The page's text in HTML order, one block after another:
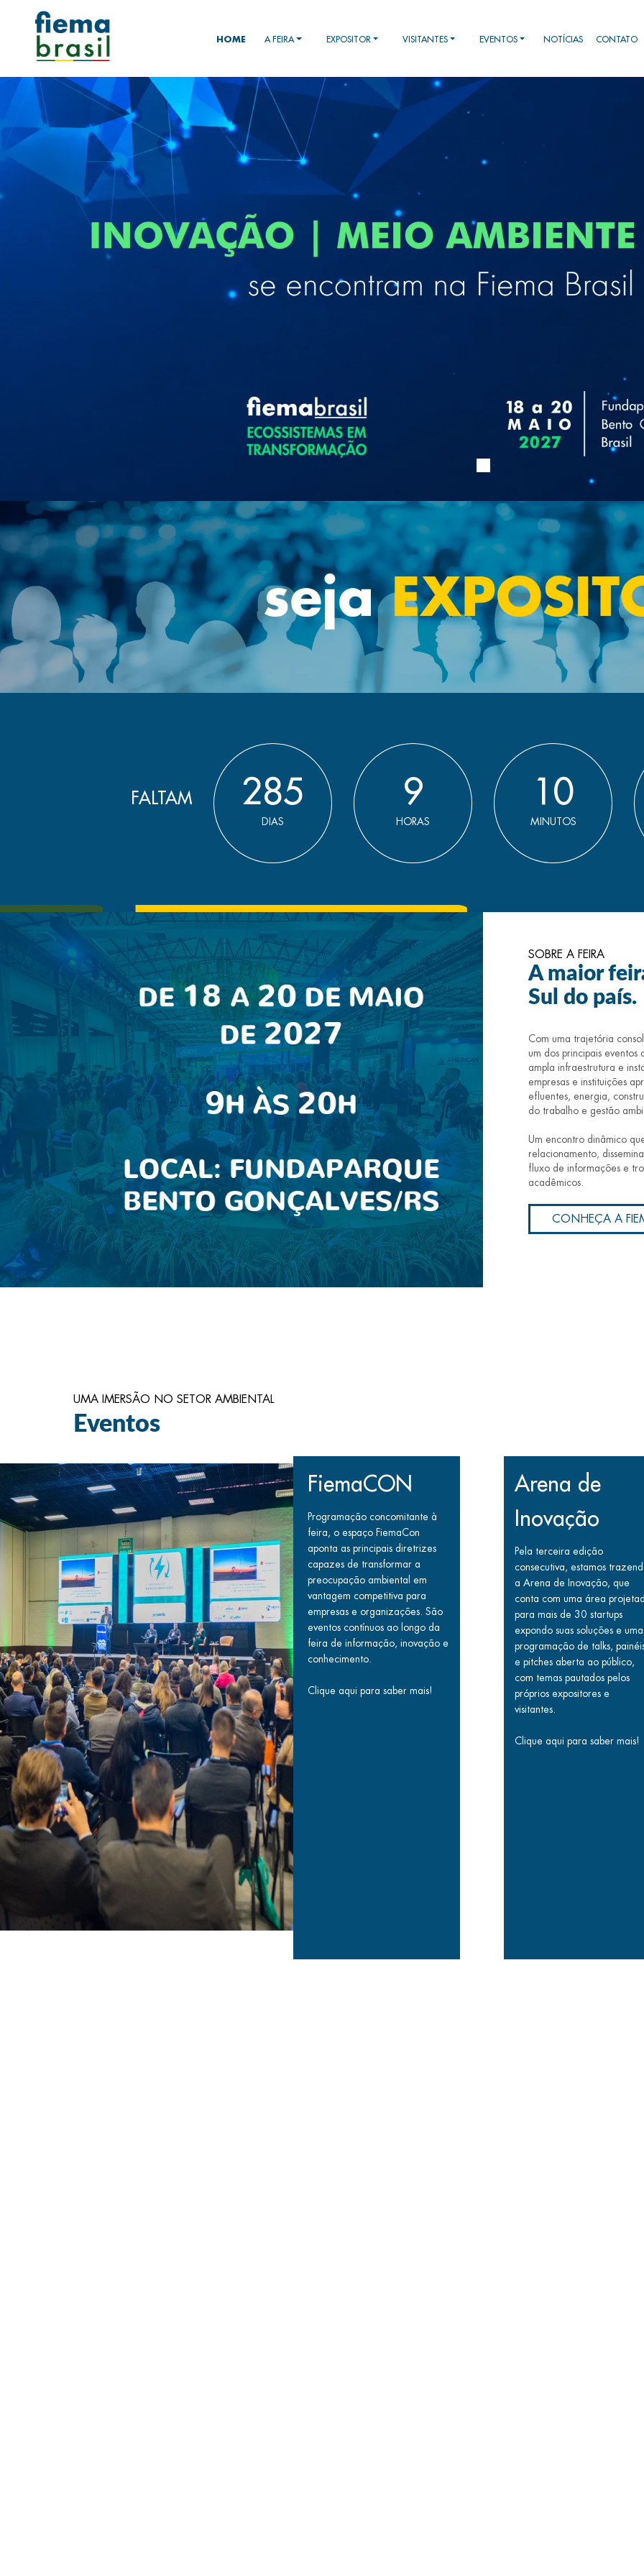
HOME A FEIRA EXPOSITOR VISITANTES EVENTOS NOTÍCIAS CONTATO
FALTAM 285
DIAS
9
HORAS
10
MINUTOS
SOBRE A FEIRA
A maior
Sul do país.
Com uma trajetória
um dos principais
ampla infraestrutura e
empresas e instituições
efluentes, energia,
do trabalho e gestão
Um encontro dinâmico
relacionamento,
fluxo de informações e
acadêmicos.
CONHEÇA A
UMA IMERSÃO NO SETOR AMBIENTAL
Eventos
FiemaCON
Programação concomitante à
feira, o espaço FiemaCon
aponta as principais diretrizes
capazes de transformar a
preocupação ambiental em
vantagem competitiva para
empresas e organizações. São
eventos contínuos ao longo da
feira de informação, inovação e
conhecimento.
Clique aqui para saber mais!
Arena de
Inovação
Pela terceira edição
consecutiva, estamos
a Arena de Inovação, que
conta com uma área
para mais de 30 startups
expondo suas soluções e uma
programação de talks,
e pitches aberta ao público,
com temas pautados pelos
próprios expositores e
visitantes.
Clique aqui para saber mais!